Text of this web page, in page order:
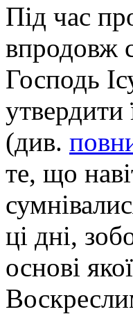
Під час
впродовж
Господь
утвердити
(див.
те, що
ці дні,
основі